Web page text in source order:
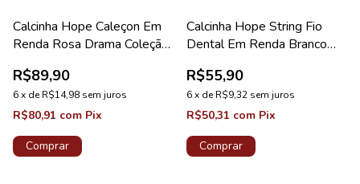
Calcinha Hope Caleçon Em
Renda Rosa Drama Coleção
R$89,90
6x deR$14,98 sem juros
R$80,91 com Pix
Comprar
Calcinha Hope String Fio
Dental Em Renda Branco
R$55,90
6x deR$9,32 sem juros
R$50,31 com Pix
Comprar